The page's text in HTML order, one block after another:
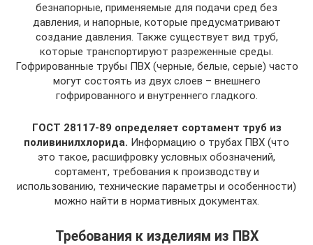
безнапорные, применяемые для подачи сред без
давления, и напорные, которые предусматривают
создание давления. Также существует вид труб,
которые транспортируют разреженные среды.
Гофрированные трубы ПВХ (черные, белые, серые) часто
могут состоять из двух слоев – внешнего
гофрированного и внутреннего гладкого.
ГОСТ 28117-89 определяет сортамент труб из
поливинилхлорида. Информацию о трубах ПВХ (что
это такое, расшифровку условных обозначений,
сортамент, требования к производству и
использованию, технические параметры и особенности)
можно найти в нормативных документах.
Требования к изделиям из ПВХ